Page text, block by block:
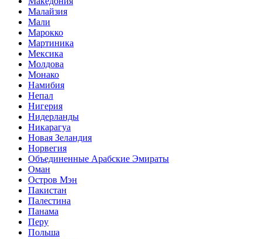
Малайзия
Мали
Марокко
Мартиника
Мексика
Молдова
Монако
Намибия
Непал
Нигерия
Нидерланды
Никарагуа
Новая Зеландия
Норвегия
Объединенные Арабские Эмираты
Оман
Остров Мэн
Пакистан
Палестина
Панама
Перу
Польша